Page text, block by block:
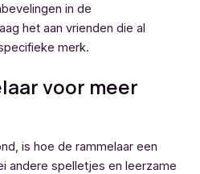
in de
het aan vrienden die al
merk.
voor meer
is hoe de rammelaar een
andere spelletjes en leerzame